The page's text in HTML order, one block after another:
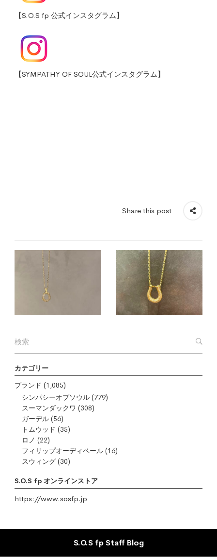
カテゴリー
ブランド (1,085)
シンパシーオブソウル (779)
スーマンダックワ (308)
ガーデル (56)
トムウッド (35)
ロノ (22)
フィリップオーディベール (16)
スウィング (30)
S.O.S fp オンラインストア
https://www.sosfp.jp
【S.O.S fp 公式インスタグラム】
【SYMPATHY OF SOUL公式インスタグラム】
Share this post
S.O.S fp Staff Blog